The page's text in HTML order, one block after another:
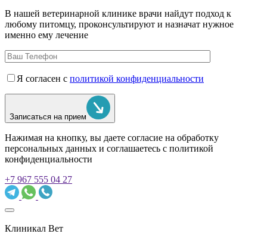
В нашей ветеринарной клинике врачи найдут подход к
любому питомцу, проконсультируют и назначат нужное
именно ему лечение
Я согласен с политикой конфиденциальности
Записаться на прием
Нажимая на кнопку, вы даете согласие на обработку
персональных данных и соглашаетесь c политикой
конфиденциальности
+7 967 555 04 27
Клиникал Вет